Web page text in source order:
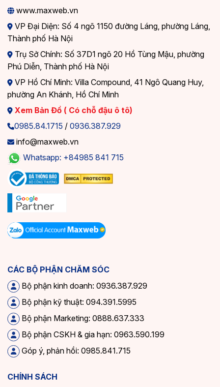
www.maxweb.vn
VP Đại Diện: Số 4 ngõ 1150 đường Láng, phường Láng,
Thành phố Hà Nội
Trụ Sở Chính: Số 37D1 ngõ 20 Hồ Tùng Mậu, phường
Phú Diễn, Thành phố Hà Nội
VP Hồ Chí Minh: Villa Compound, 41 Ngô Quang Huy,
phường An Khánh, Hồ Chí Minh
Xem Bản Đồ ( Có chỗ đậu ô tô)
0985.84.1715 / 0936.387.929
info@maxweb.vn
Whatsapp: +84985 841 715
CÁC BỘ PHẬN CHĂM SÓC
Bộ phận kinh doanh: 0936.387.929
Bộ phận kỹ thuật: 094.391.5995
Bộ phận Marketing: 0888.637.333
Bộ phận CSKH & gia hạn: 0963.590.199
Góp ý, phản hồi: 0985.841.715
CHÍNH SÁCH